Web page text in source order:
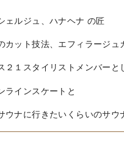
ェルジュ、ハナヘナ の匠
カット技法、エフィラージュ
２１スタイリストメンバーと
ラインスケートと
ウナに行きたいくらいのサウ